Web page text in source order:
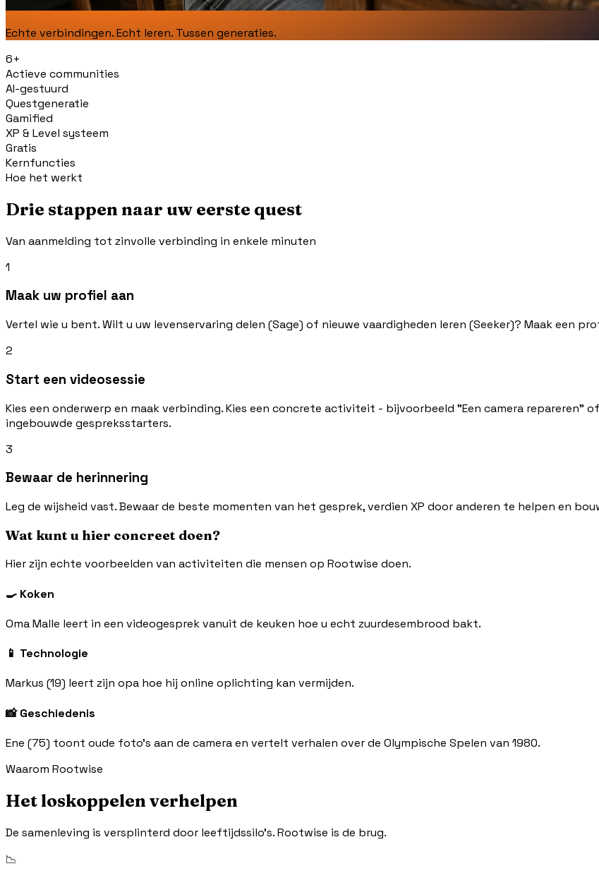
Echte verbindingen. Echt leren. Tussen generaties.
6+
Actieve communities
AI-gestuurd
Questgeneratie
Gamified
XP & Level systeem
Gratis
Kernfuncties
Hoe het werkt
Drie stappen naar uw eerste quest
Van aanmelding tot zinvolle verbinding in enkele minuten
1
Maak uw profiel aan
Vertel wie u bent. Wilt u uw levenservaring delen (Sage) of nieuwe vaardigheden leren (Seeker)? Maak een
2
Start een videosessie
Kies een onderwerp en maak verbinding. Kies een concrete activiteit - bijvoorbeeld "Een camera repareren"
ingebouwde gespreksstarters.
3
Bewaar de herinnering
Leg de wijsheid vast. Bewaar de beste momenten van het gesprek, verdien XP door anderen te helpen en
Wat kunt u hier concreet doen?
Hier zijn echte voorbeelden van activiteiten die mensen op Rootwise doen.
🍳 Koken
Oma Malle leert in een videogesprek vanuit de keuken hoe u echt zuurdesembrood bakt.
📱 Technologie
Markus (19) leert zijn opa hoe hij online oplichting kan vermijden.
📸 Geschiedenis
Ene (75) toont oude foto's aan de camera en vertelt verhalen over de Olympische Spelen van 1980.
Waarom Rootwise
Het loskoppelen verhelpen
De samenleving is versplinterd door leeftijdssilo's. Rootwise is de brug.
📉